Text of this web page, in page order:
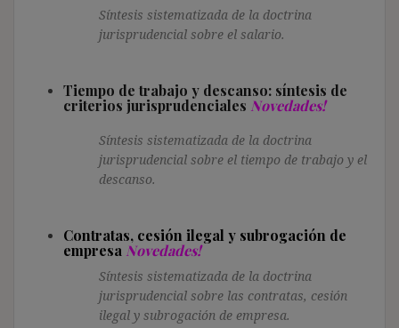
Síntesis sistematizada de la doctrina
jurisprudencial sobre el salario.
Tiempo de trabajo y descanso: síntesis de
criterios jurisprudenciales Novedades!
Síntesis sistematizada de la doctrina
jurisprudencial sobre el tiempo de trabajo y el
descanso.
Contratas, cesión ilegal y subrogación de
empresa Novedades!
Síntesis sistematizada de la doctrina
jurisprudencial sobre las contratas, cesión
ilegal y subrogación de empresa.